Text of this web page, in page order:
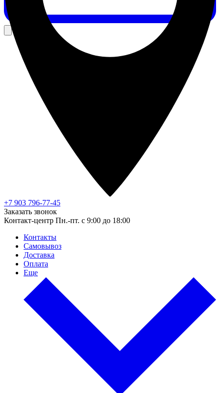
+7 903 796-77-45
Заказать звонок
Контакт-центр Пн.-пт. с 9:00 до 18:00
Контакты
Самовывоз
Доставка
Оплата
Еще